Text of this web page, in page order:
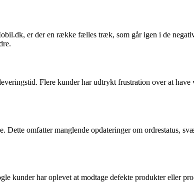
er der en række fælles træk, som går igen i de
Flere kunder har udtrykt frustration over at
omfatter manglende opdateringer om ordrestatus,
kunder har oplevet at modtage defekte produkter eller